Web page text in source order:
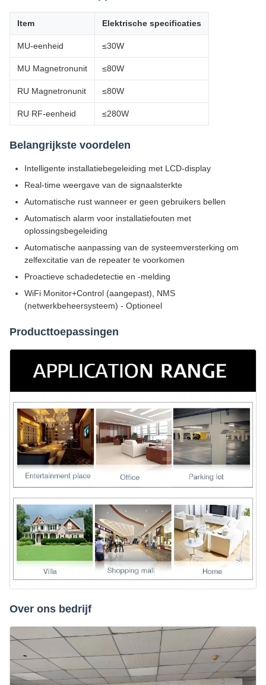
Item Elektrische specificaties
MU-eenheid ≤30W
MU Magnetronunit ≤80W
RU Magnetronunit ≤80W
RU RF-eenheid ≤280W
Belangrijkste voordelen
Intelligente installatiebegeleiding met LCD-display
Real-time weergave van de signaalsterkte
Automatische rust wanneer er geen gebruikers bellen
Automatisch alarm voor installatiefouten met
oplossingsbegeleiding
Automatische aanpassing van de systeemversterking om
zelfexcitatie van de repeater te voorkomen
Proactieve schadedetectie en -melding
WiFi Monitor+Control (aangepast), NMS
(netwerkbeheersysteem) - Optioneel
Producttoepassingen
Over ons bedrijf